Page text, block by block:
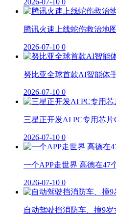
腾讯火速上线蛇伤救治地
2026-07-10 0
努比亚全球首款AI智能体
2026-07-10 0
三星正开发AI PC专用芯
2026-07-10 0
一个APP走世界 高德在47
2026-07-10 0
自动驾驶挡消防车、撞9